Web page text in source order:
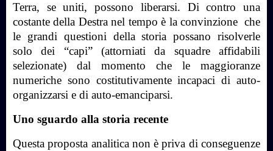
Terra, se uniti, possono liberarsi. Di contro una
costante della Destra nel tempo è la convinzione che
le grandi questioni della storia possano risolverle
solo dei “capi” (attorniati da squadre affidabili
selezionate) dal momento che le maggioranze
numeriche sono costitutivamente incapaci di auto-
organizzarsi e di auto-emanciparsi.
Uno sguardo alla storia recente
Questa proposta analitica non è priva di conseguenze